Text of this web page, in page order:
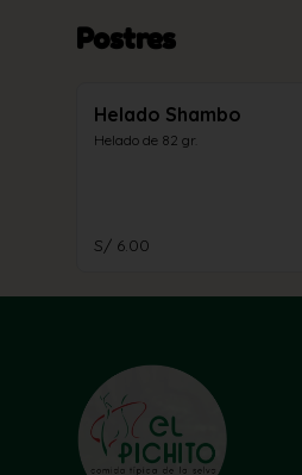
Postres
Helado Shambo
Helado de 82 gr.
S/ 6.00